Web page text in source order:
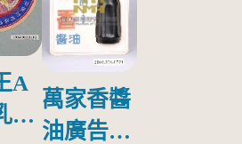
A
罐
萬家香醬
油廣告塑